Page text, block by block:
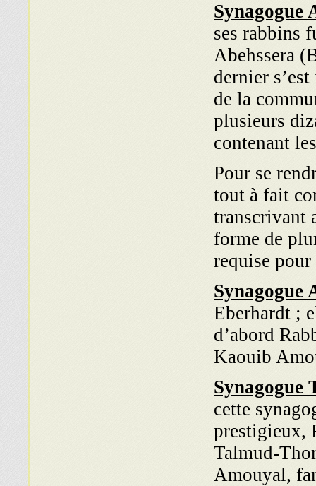
Synagogue
ses rabbins
Abehssera
dernier
de la
plusieurs
contenant
Pour se
tout à fait
transcrivant
forme de
requise
Synagogue
Eberhardt ;
d’abord
Kaouib
Synagogue
cette
prestigieux,
Talmud-
Amouyal,